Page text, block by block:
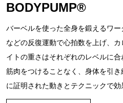
BODYPUMP®
バーベルを使った全身を鍛えるワ
などの反復運動で心拍数を上げ、
イトの重さはそれぞれのレベルに
筋肉をつけることなく、身体を引
に証明された動きとテクニックで効